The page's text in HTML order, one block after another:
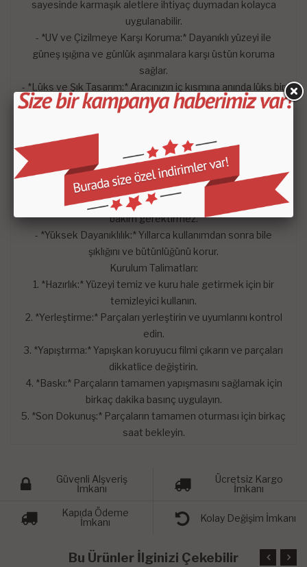
sayesinde karmaşık aletlere ihtiyaç duymadan kolayca
uygulanabilir.
- *UV ve Çizilmeye Karşı Koruma:* Dayanıklı yüzeyi ile
güneş ışığına ve günlük aşınmalara karşı üstün koruma
sağlar.
- *Lüks ve Şık Tasarım:* Aracınızın iç kısmına anında lüks bir
dokunuş katar ve estetik görünümü artırır.
Estetik İyileştirme:* Aracınıza kişiselleştirilmiş ve zarif bir
görünüm kazandırır.
- *Koruma:* Orijinal gösterge paneli yüzeyini koruyarak
uzun ömürlü kullanım sağlar.
- *Kolay Bakım:* Kolay temizlenebilen yüzeyi sayesinde
bakım gerektirmez.
- *Yüksek Dayanıklılık:* Yıllarca kullanımdan sonra bile
şıklığını ve bütünlüğünü korur.
Kurulum Talimatları:
1. *Hazırlık:* Yüzeyi temiz ve kuru hale getirmek için bir
temizleyici kullanın.
2. *Yerleştirme:* Parçaları yerleştirin ve uyumlarını kontrol
edin.
3. *Yapıştırma:* Yapışkan koruyucu filmi çıkarın ve parçaları
dikkatlice değiştirin.
4. *Baskı:* Parçaların tamamen yapışmasını sağlamak için
birkaç dakika basınç uygulayın.
5. *Son Dokunuş:* Parçaların tamamen oturması için birkaç
saat bekleyin.
Güvenli Alşveriş
İmkanı
Ücretsiz Kargo
İmkanı
Kapıda Ödeme
İmkanı
Kolay Değişim İmkanı
Bu Ürünler İlginizi Çekebilir